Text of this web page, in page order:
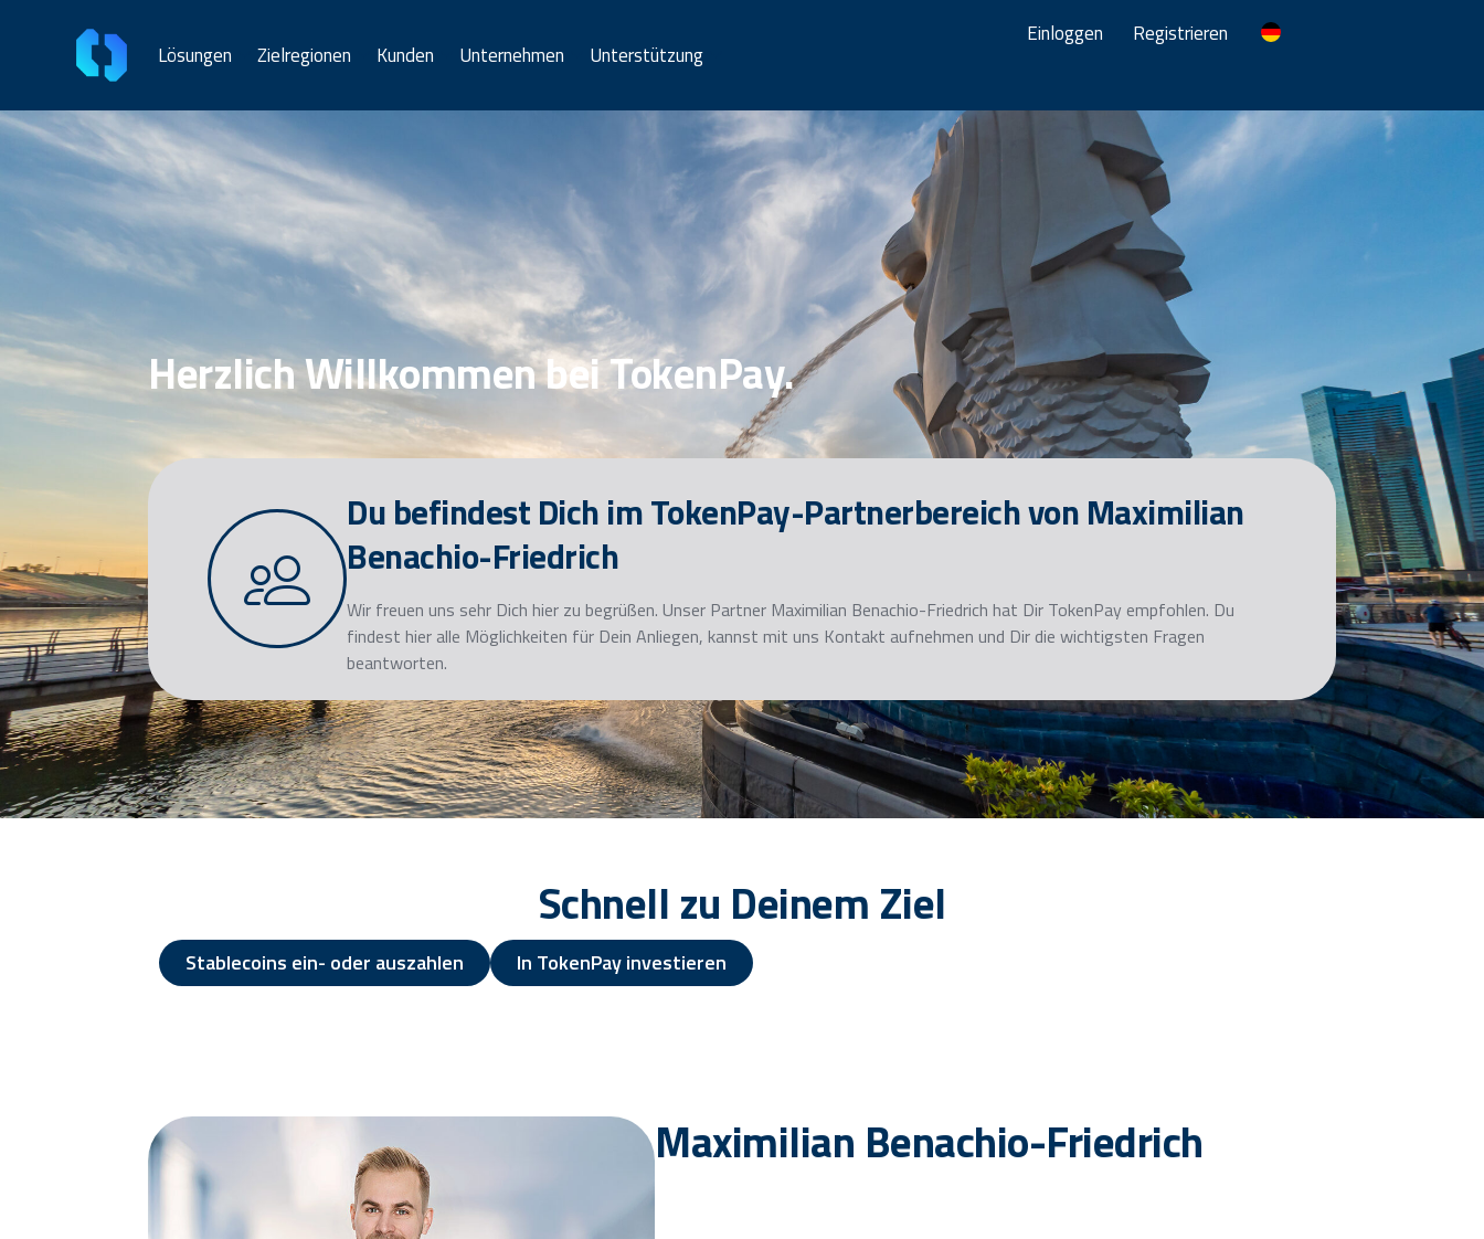
Lösungen Zielregionen Kunden Unternehmen Unterstützung
Einloggen Registrieren
Herzlich Willkommen bei TokenPay.
Du befindest Dich im TokenPay-Partnerbereich von Maximilian
Benachio-Friedrich
Wir freuen uns sehr Dich hier zu begrüßen. Unser Partner Maximilian Benachio-Friedrich hat Dir TokenPay empfohlen. Du
findest hier alle Möglichkeiten für Dein Anliegen, kannst mit uns Kontakt aufnehmen und Dir die wichtigsten Fragen
beantworten.
Schnell zu Deinem Ziel
Stablecoins ein- oder auszahlen In TokenPay investieren
Maximilian Benachio-Friedrich